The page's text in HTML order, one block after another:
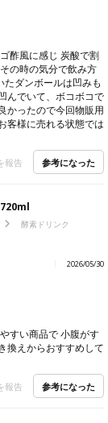
酢風に感じ 炭酸で割
の時の気分で飲み方
ダンボールは凹みも
んでいて、ボコボコで
かったので今回物販用
客様に売れる状態では
報告 参考になった
酵素ドリンク
2026/05/30
すい商品で 小腹がす
換えからおすすめして
報告 参考になった